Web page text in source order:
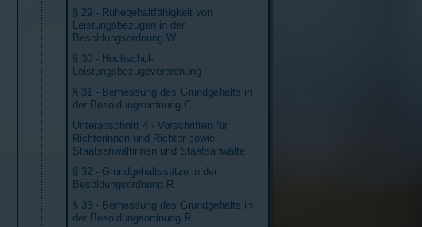
§ 29 - Ruhegehaltfähigkeit von
Leistungsbezügen in der
Besoldungsordnung W
§ 30 - Hochschul-
Leistungsbezügeverordnung
§ 31 - Bemessung des Grundgehalts in
der Besoldungsordnung C
Unterabschnitt 4 - Vorschriften für
Richterinnen und Richter sowie
Staatsanwältinnen und Staatsanwälte
§ 32 - Grundgehaltssätze in der
Besoldungsordnung R
§ 33 - Bemessung des Grundgehalts in
der Besoldungsordnung R